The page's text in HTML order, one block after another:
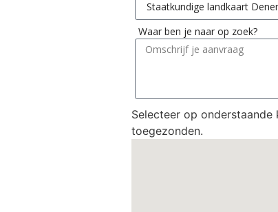
Waar ben je naar op zoek?
Selecteer op
toegezonden.